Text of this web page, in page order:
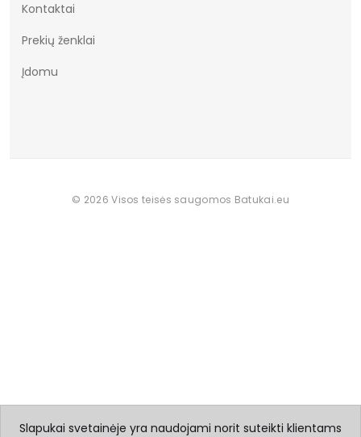
Kontaktai
Prekių ženklai
Įdomu
© 2026 Visos teisės saugomos Batukai.eu
Slapukai svetainėje yra naudojami norit suteikti klientams